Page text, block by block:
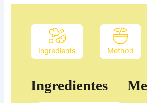
Ingredients Method
Ingredientes